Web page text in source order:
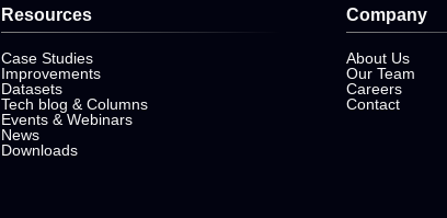
Resources
Case Studies
Improvements
Datasets
Tech blog & Columns
Events & Webinars
News
Downloads
Company
About Us
Our Team
Careers
Contact